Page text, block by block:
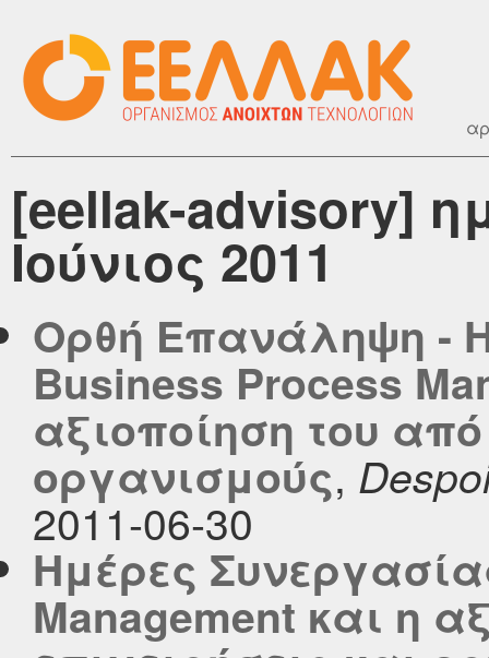
[eellak-advisory]
Ιούνιος 2011
Ορθή Επανάληψη -
Business Process
αξιοποίηση του
οργανισμούς,
2011-06-30
Ημέρες
Management και η